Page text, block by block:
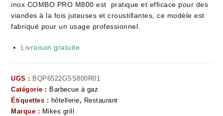
client
inox COMBO PRO M800 est pratique et efficace pour des
viandes à la fois juteuses et croustillantes, ce modèle est
fabriqué pour un usage professionnel.
Livraison gratuite
UGS : BQP6522GSS800R01
Catégorie : Barbecue à gaz
Étiquettes : hôtellerie, Restaurant
Marque : Mikes grill